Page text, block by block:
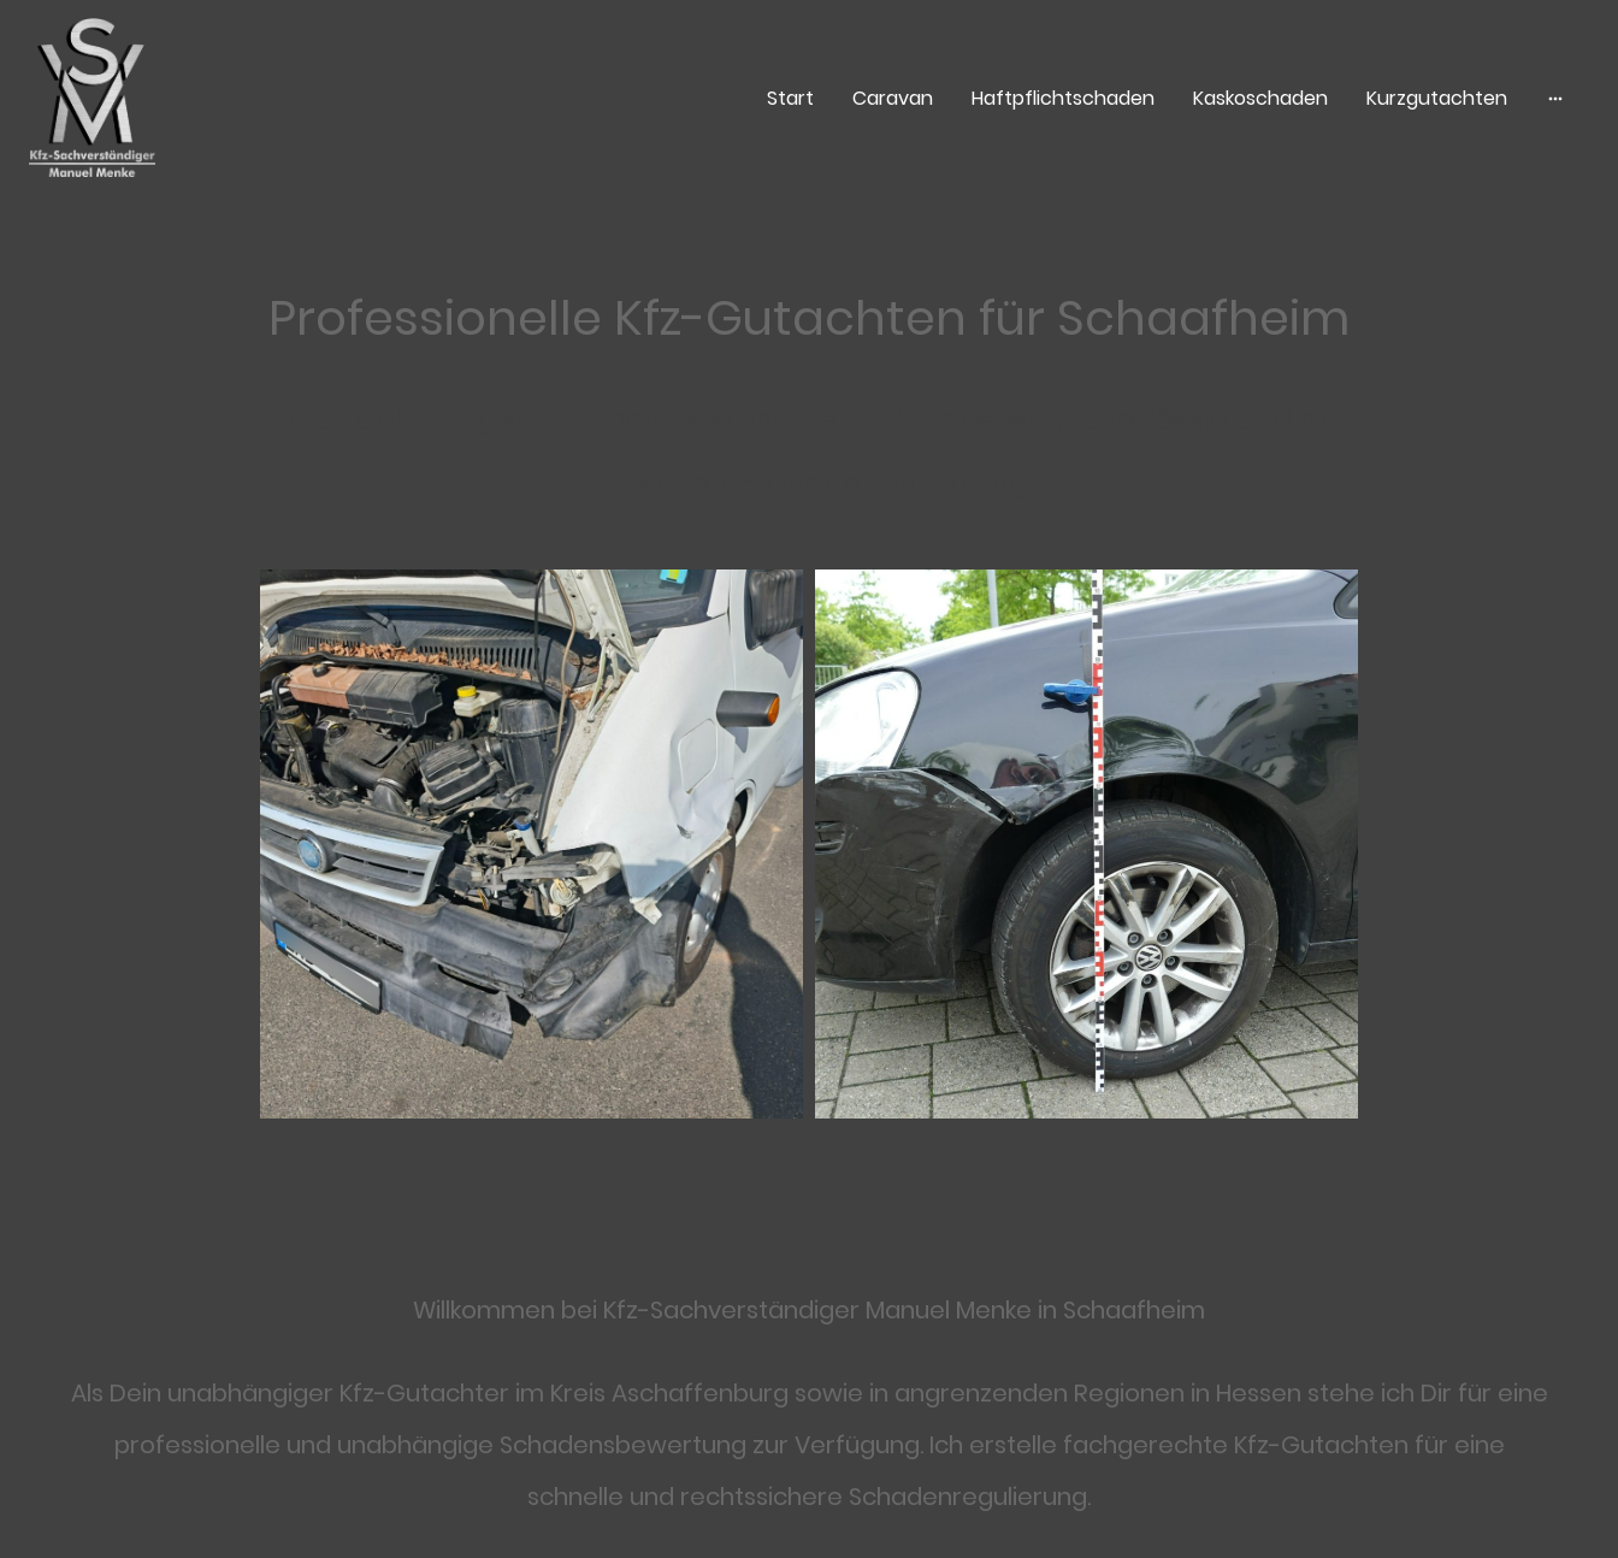
Start Caravan Haftpflichtschaden Kaskoschaden Kurzgutachten
Professionelle Kfz-Gutachten für Schaafheim
Willkommen bei Kfz-Sachverständiger Manuel Menke in Schaafheim
Als Dein unabhängiger Kfz-Gutachter im Kreis Aschaffenburg sowie in angrenzenden Regionen in Hessen stehe ich Dir für eine
professionelle und unabhängige Schadensbewertung zur Verfügung. Ich erstelle fachgerechte Kfz-Gutachten für eine
schnelle und rechtssichere Schadenregulierung.